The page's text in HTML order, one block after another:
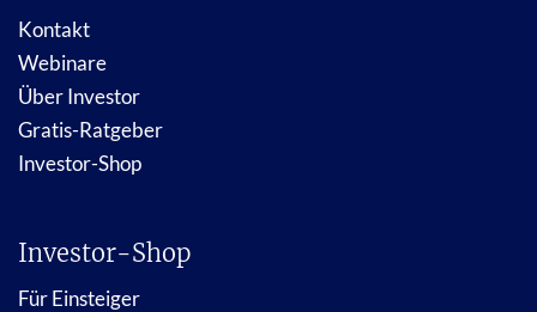
Kontakt
Webinare
Über Investor
Gratis-Ratgeber
Investor-Shop
Investor-Shop
Für Einsteiger